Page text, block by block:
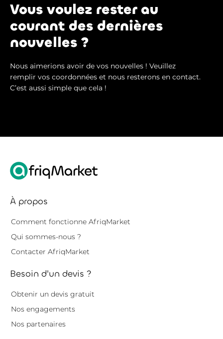
Vous voulez rester au
courant des dernières
nouvelles ?
Nous aimerions avoir de vos nouvelles ! Veuillez
remplir vos coordonnées et nous resterons en contact.
C’est aussi simple que cela !
À propos
Comment fonctionne AfriqMarket
Qui sommes-nous ?
Contacter AfriqMarket
Besoin d'un devis ?
Obtenir un devis gratuit
Nos engagements
Nos partenaires